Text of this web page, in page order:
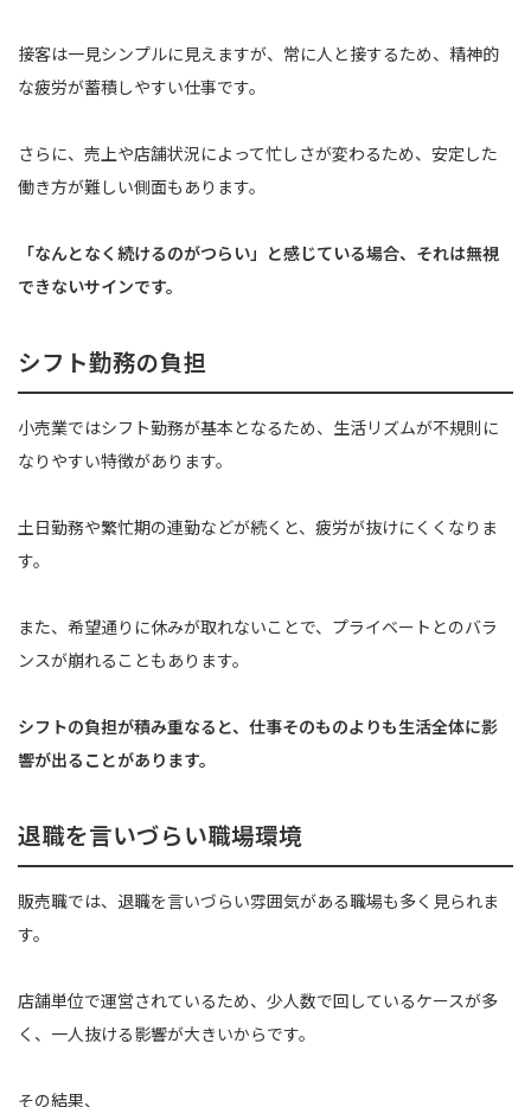
接客は一見シンプルに見えますが、常に人と接するため、精神的
な疲労が蓄積しやすい仕事です。
さらに、売上や店舗状況によって忙しさが変わるため、安定した
働き方が難しい側面もあります。
「なんとなく続けるのがつらい」と感じている場合、それは無視
できないサインです。
シフト勤務の負担
小売業ではシフト勤務が基本となるため、生活リズムが不規則に
なりやすい特徴があります。
土日勤務や繁忙期の連勤などが続くと、疲労が抜けにくくなりま
す。
また、希望通りに休みが取れないことで、プライベートとのバラ
ンスが崩れることもあります。
シフトの負担が積み重なると、仕事そのものよりも生活全体に影
響が出ることがあります。
退職を言いづらい職場環境
販売職では、退職を言いづらい雰囲気がある職場も多く見られま
す。
店舗単位で運営されているため、少人数で回しているケースが多
く、一人抜ける影響が大きいからです。
その結果、